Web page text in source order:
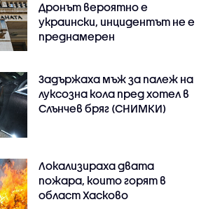
Дронът вероятно е
украински, инцидентът не е
преднамерен
Задържаха мъж за палеж на
луксозна кола пред хотел в
Слънчев бряг (СНИМКИ)
Локализираха двата
пожара, които горят в
област Хасково